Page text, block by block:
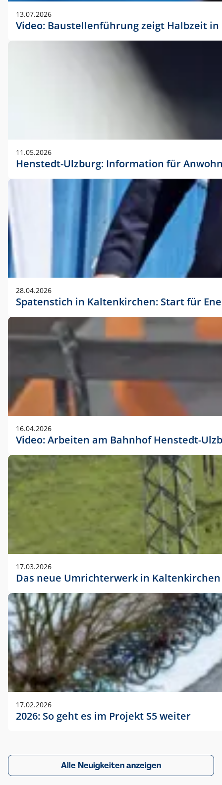
13.07.2026
Video: Baustellenführung zeigt Halbzeit
11.05.2026
Henstedt-Ulzburg: Information für
28.04.2026
Spatenstich in Kaltenkirchen: Start für
16.04.2026
Video: Arbeiten am Bahnhof Henstedt-
17.03.2026
Das neue Umrichterwerk in Kaltenkirchen
17.02.2026
2026: So geht es im Projekt S5 weiter
Alle Neuigkeiten anzeigen